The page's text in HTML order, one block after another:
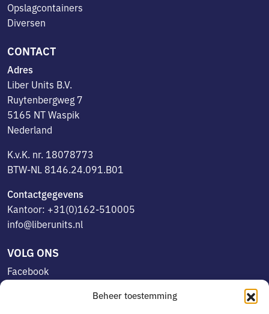
Beheer toestemming
Opslagcontainers
Diversen
CONTACT
Adres
Liber Units B.V.
Ruytenbergweg 7
5165 NT Waspik
Nederland
K.v.K. nr. 18078773
BTW-NL 8146.24.091.B01
Contactgegevens
Kantoor: +31(0)162-510005
info@liberunits.nl
VOLG ONS
Facebook